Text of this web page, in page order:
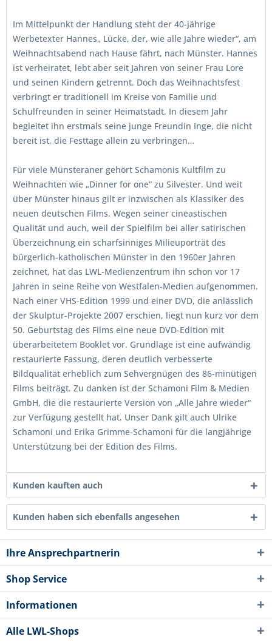
Im Mittelpunkt der Handlung steht der 40-jährige
Werbetexter Hannes
alle Jahre wieder“, am
Weihnachtsabend nach Hause fährt, nach Münster. Hannes
ist verheiratet, lebt aber seit Jahren von seiner Frau Lore
und seinen Kindern getrennt. Doch das Weihnachtsfest
verbringt er traditionell im Kreise von Familie und
Schulfreunden in seiner Heimatstadt. In diesem Jahr
begleitet ihn erstmals seine junge Freundin Inge, die nicht
bereit ist, die Festtage allein zu verbringen…
Für viele Münsteraner gehört Schamonis Kultfilm zu
Weihnachten wie „Dinner for one“ zu Silvester. Und weit
über Münster hinaus gilt er inzwischen als Klassiker des
neuen deutschen Films. Wegen seiner cineastischen
Qualität und auch, weil der Spielfilm bei aller satirischen
Überzeichnung ein scharfsinniges Milieuporträt des
bürgerlich-katholischen Münster in den 1960er Jahren
zeichnet, hat das LWL-Medienzentrum ihn schon vor 17
Jahren in seine Reihe von Westfalen-Medien aufgenommen.
Nach einer VHS-Edition 1999 und einer DVD, die anlässlich
der Skulptur-Projekte 2007 erschien, liegt nun kurz vor dem
50. Geburtstag des Films eine neue DVD-Edition mit
überarbeitetem Booklet vor. Grundlage ist eine aufwändig
restaurierte Fassung, deren deutlich verbesserte
Bildqualität erheblich zum Sehvergnügen des 86-minütigen
Films beiträgt. Zu danken ist der Schamoni Film & Medien
GmbH, die die restaurierte Version von „Alle Jahre wieder“
zur Verfügung gestellt hat. Unser Dank gilt auch Ulrike
Schamoni und Erika Grimme-Schamoni für die langjährige
Unterstützung bei der Edition des Films.
Kunden kauften auch
Kunden haben sich ebenfalls angesehen
Ihre Ansprechpartnerin
Shop Service
Informationen
Alle LWL-Shops